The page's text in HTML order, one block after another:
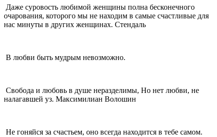
Даже суровость любимой женщины полна бесконечного
очарования, которого мы не находим в самые счастливые для
нас минуты в других женщинах. Стендаль
В любви быть мудрым невозможно.
Свобода и любовь в душе неразделимы, Но нет любви, не
налагавшей уз. Максимилиан Волошин
Не гоняйся за счастьем, оно всегда находится в тебе самом.